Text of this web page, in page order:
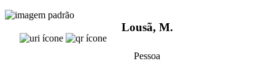
Lousã, M.
Pessoa